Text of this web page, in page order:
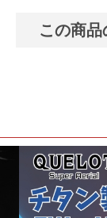
この商